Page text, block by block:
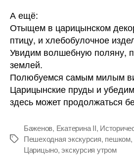
А ещё:
Отыщем в царицынском
птицу, и хлебобулочное
Увидим волшебную поляну,
землей.
Полюбуемся самым милым
Царицынские пруды и
здесь может продолжаться
Метки
Баженов, Екатерина II,
Пешеходная экскурсия, пешком,
Царицыно,экскурсия утром